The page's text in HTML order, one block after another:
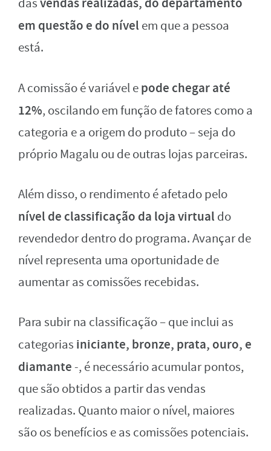
em questão e do nível em que a pessoa
está.
A comissão é variável epode chegar até
12%, oscilando em função de fatores como a
categoria e a origem do produto – seja do
próprio Magalu ou de outras lojas parceiras.
Além disso, o rendimento é afetado pelo
nível de classificação da loja virtual do
revendedor dentro do programa. Avançar de
nível representa uma oportunidade de
aumentar as comissões recebidas.
Para subir na classificação – que inclui as
categorias iniciante, bronze, prata, ouro, e
diamante-, é necessário acumular pontos,
que são obtidos a partir das vendas
realizadas. Quanto maior o nível, maiores
são os benefícios e as comissões potenciais.